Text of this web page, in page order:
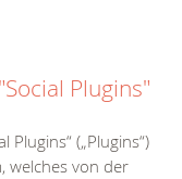
Plugins"
(„Plugins“)
welches von der